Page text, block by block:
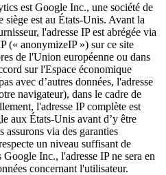
est Google Inc., une société de
est au États-Unis. Avant la
l'adresse IP est abrégée via
(« anonymizeIP ») sur ce site
de l'Union européenne ou dans
sur l'Espace économique
avec d’autres données, l'adresse
navigateur), dans le cadre de
l'adresse IP complète est
aux États-Unis avant d’y être
assurons via des garanties
un niveau suffisant de
Inc., l'adresse IP ne sera en
concernant l'utilisateur.